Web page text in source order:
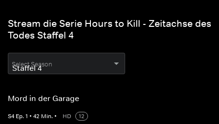
Stream die Serie Hours to Kill - Zeitachse des
Todes Staffel 4
Select Season
Mord in der Garage
S4 Ep.1 • 42 Min. • HD
12